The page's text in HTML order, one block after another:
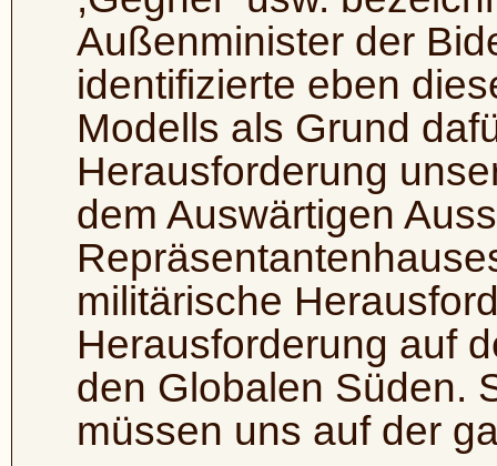
Außenminister der
identifizierte eben
Modells als Grund
Herausforderung
dem Auswärtigen
militärische
Herausforderung auf
den Globalen Süden.
müssen uns auf der